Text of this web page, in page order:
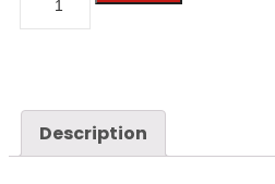
X1
quantity
Description